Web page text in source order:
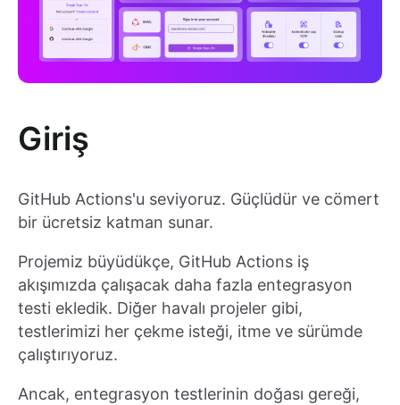
Giriş
GitHub Actions'u seviyoruz. Güçlüdür ve cömert
bir ücretsiz katman sunar.
Projemiz büyüdükçe, GitHub Actions iş
akışımızda çalışacak daha fazla entegrasyon
testi ekledik. Diğer havalı projeler gibi,
testlerimizi her çekme isteği, itme ve sürümde
çalıştırıyoruz.
Ancak, entegrasyon testlerinin doğası gereği,